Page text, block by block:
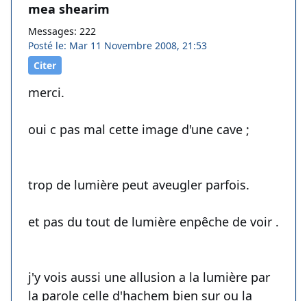
mea shearim
Messages: 222
Posté le: Mar 11 Novembre 2008, 21:53
Citer
merci.
oui c pas mal cette image d'une cave ;
trop de lumière peut aveugler parfois.
et pas du tout de lumière enpêche de voir .
j'y vois aussi une allusion a la lumière par
la parole celle d'hachem bien sur ou la